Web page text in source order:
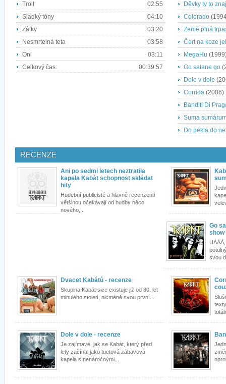
Troll
02:55
Sladký tóny
04:10
Zátky
03:20
Nesmrtelná teta
03:58
Oni
03:11
Celkový čas:
00:39:57
Děvky ty to znaj
Colorado
Země plná
Čert na koze jel
MegaHu
Go satane go
Dole v dole
Corrida (2006)
Banditi Di
Suma
Do pekla do
RECENZE
Ani po sedmi letech neztratila
kapela Kabát schopnost skládat
hity
Hudební publicisté a hlavně recenzenti
většinou očekávají od hudby něco
nového,...
Go
show
svou
Dvacet Kabátů - recenze
Skupina Kabát sice existuje již od 80. let
minulého století, nicméně svou první...
Dole v dole - recenze
Je zajímavé, jak se Kabát, který před
lety začínal jako tuctová zábavová
kapela s nenáročnými...